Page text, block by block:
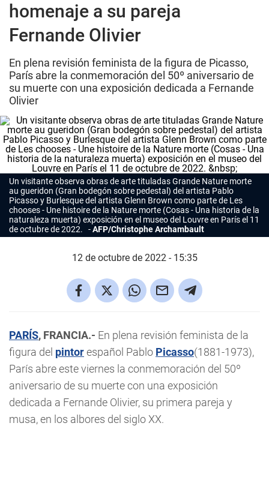
homenaje a su pareja
Fernande Olivier
En plena revisión feminista de la figura de Picasso,
París abre la conmemoración del 50º aniversario de
su muerte con una exposición dedicada a Fernande
Olivier
Un visitante observa obras de arte tituladasGrande Nature morte
au gueridon (Gran bodegón sobre pedestal) del artista Pablo
Picasso y Burlesquedel artista Glenn Brown como parte de Les
chooses - Une histoire de la Nature morte (Cosas - Una historia de la
naturaleza muerta) exposición en el museo del Louvre en París el 11
de octubre de 2022.
AFP/Christophe Archambault
12 de octubre de 2022 - 15:35
PARÍS, FRANCIA.- En plena revisión feminista de la
figura del pintorespañol Pablo Picasso(1881-1973),
París abre este viernes la conmemoración del 50º
aniversario de su muerte con una exposición
dedicada a Fernande Olivier, su primera pareja y
musa, en los albores del siglo XX.